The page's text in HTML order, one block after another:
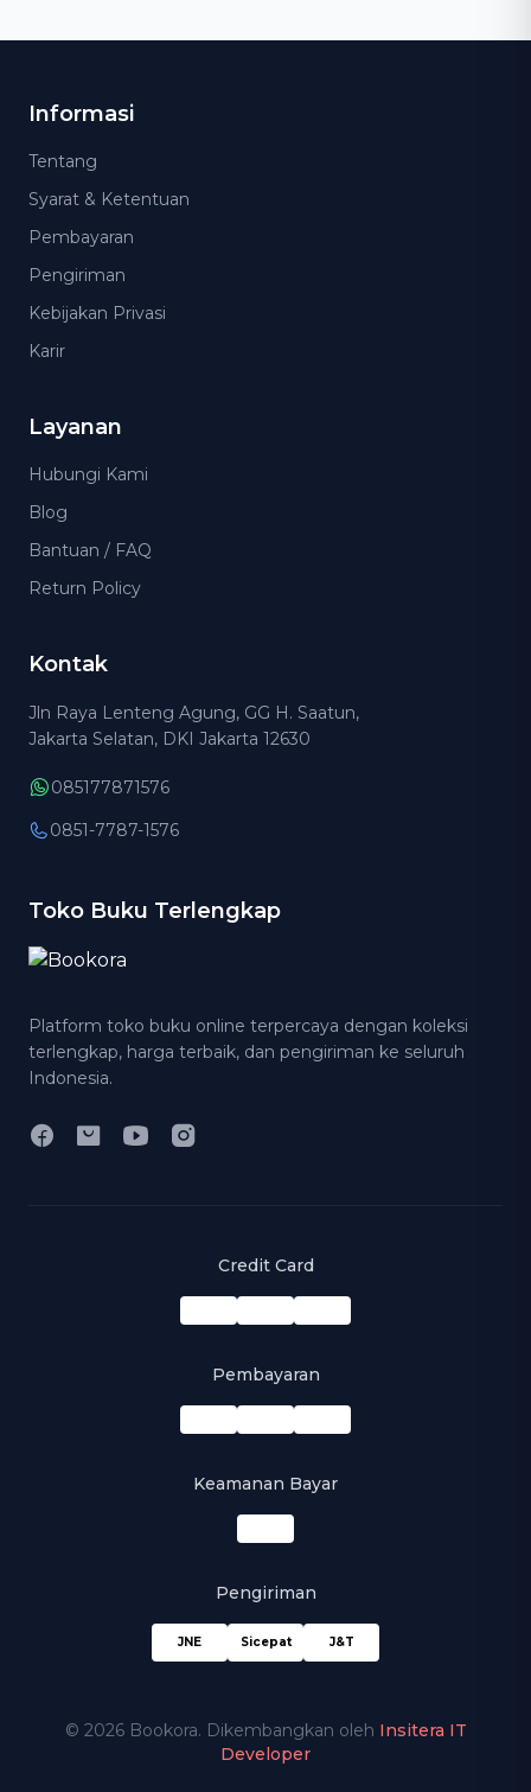
Informasi
Tentang
Syarat & Ketentuan
Pembayaran
Pengiriman
Kebijakan Privasi
Karir
Layanan
Hubungi Kami
Blog
Bantuan / FAQ
Return Policy
Kontak
Jln Raya Lenteng Agung, GG H. Saatun,
Jakarta Selatan, DKI Jakarta 12630
085177871576
0851-7787-1576
Toko Buku Terlengkap
Platform toko buku online terpercaya dengan koleksi
terlengkap, harga terbaik, dan pengiriman ke seluruh
Indonesia.
Credit Card
Pembayaran
Keamanan Bayar
Pengiriman
JNE Sicepat J&T
© 2026 Bookora. Dikembangkan oleh Insitera IT
Developer